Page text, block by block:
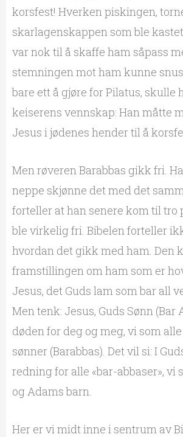
korsfest! Hverken piskingen,
skarlagenskappen som ble
var nok til å skaffe ham såpass
stemningen mot ham kunne
bare ett å gjøre for Pilatus, skulle
keiserens vennskap: Han måtte
Jesus i jødenes hender til å
Men røveren Barabbas gikk fri.
neppe skjønne det med det
forteller at han senere kom til tro
ble virkelig fri. Bibelen forteller
hvordan det gikk med ham. Den
framstillingen om ham som er
Jesus, det Guds lam som bar all
Men tenk: Jesus, Guds Sønn (Bar
døden for deg og meg, vi som
sønner (Barabbas). Det vil si: I
redning for alle «bar-abbaser», vi
og Adams barn.
Her er vi midt inne i sentrum av